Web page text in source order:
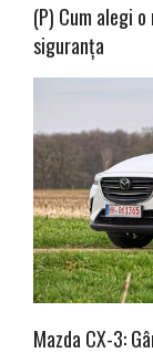
(P) Cum alegi
siguranța
Mazda CX-3: